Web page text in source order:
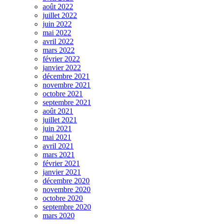
août 2022
juillet 2022
juin 2022
mai 2022
avril 2022
mars 2022
février 2022
janvier 2022
décembre 2021
novembre 2021
octobre 2021
septembre 2021
août 2021
juillet 2021
juin 2021
mai 2021
avril 2021
mars 2021
février 2021
janvier 2021
décembre 2020
novembre 2020
octobre 2020
septembre 2020
mars 2020